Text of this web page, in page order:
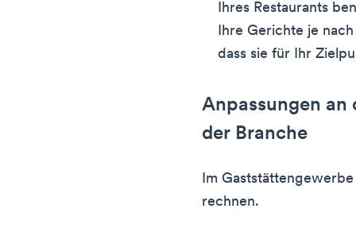
Ihres Restaurants
Ihre Gerichte je
dass sie für Ihr
Anpassungen an
der Branche
Im
rechnen.